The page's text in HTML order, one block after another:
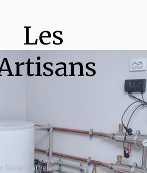
Les
Duval Wattrelos